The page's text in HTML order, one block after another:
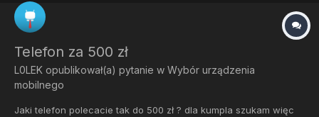
Telefon za 500 zł
L0LEK opublikował(a) pytanie w Wybór urządzenia
mobilnego
Jaki telefon polecacie tak do 500 zł ? dla kumpla szukam więc